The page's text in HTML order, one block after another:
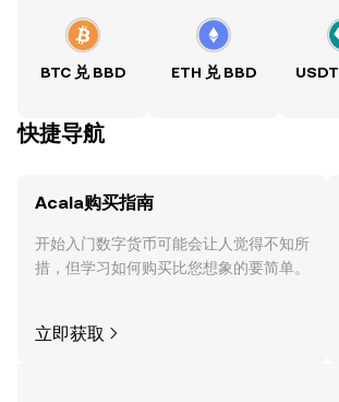
BTC 兑 BBD ETH 兑 BBD
快捷导航
Acala购买指南
开始入门数字货币可能会让人觉得不知所
措，但学习如何购买比您想象的要简单。
立即获取